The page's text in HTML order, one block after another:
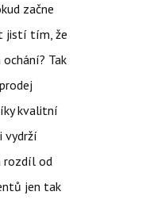
začne
jistí tím, že
Tak
prodej
kvalitní
vydrží
rozdíl od
jen tak